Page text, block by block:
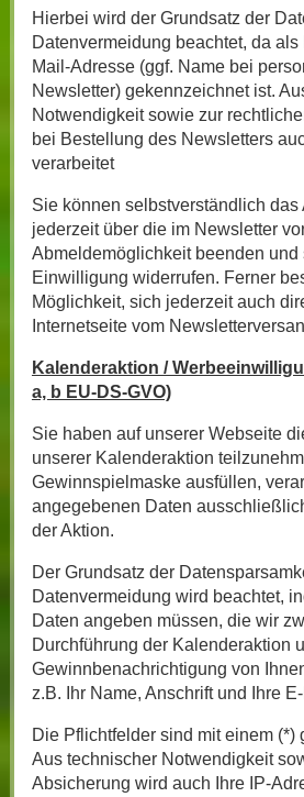
Hierbei wird der Grundsatz der
Datenvermeidung beachtet, da
Mail-Adresse (ggf. Name bei
Newsletter) gekennzeichnet ist.
Notwendigkeit sowie zur
bei Bestellung des Newsletters
verarbeitet
Sie können selbstverständlich das
jederzeit über die im Newsletter
Abmeldemöglichkeit beenden und
Einwilligung widerrufen. Ferner
Möglichkeit, sich jederzeit auch
Internetseite vom
Kalenderaktion /
a, b EU-DS-GVO)
Sie haben auf unserer Webseite
unserer Kalenderaktion
Gewinnspielmaske ausfüllen,
angegebenen Daten
der Aktion.
Der Grundsatz der
Datenvermeidung wird beachtet,
Daten angeben müssen, die wir
Durchführung der Kalenderaktion
Gewinnbenachrichtigung von
z.B. Ihr Name, Anschrift und Ihre
Die Pflichtfelder sind mit einem (*)
Aus technischer Notwendigkeit
Absicherung wird auch Ihre IP-